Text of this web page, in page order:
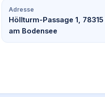
Adresse
Höllturm-Passage 1,
am Bodensee